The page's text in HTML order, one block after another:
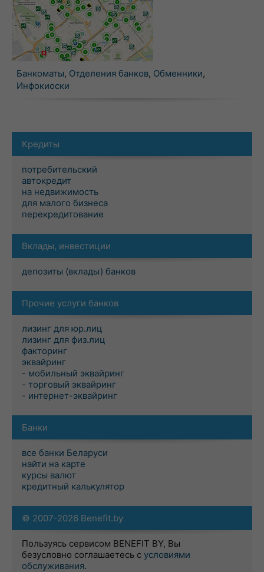
Банкоматы, Отделения банков, Обменники,
Инфокиоски
Кредиты
потребительский
автокредит
на недвижимость
для малого бизнеса
перекредитование
Вклады, инвестиции
депозиты (вклады) банков
Прочие услуги банков
лизинг для юр.лиц
лизинг для физ.лиц
факторинг
эквайринг
- мобильный эквайринг
- торговый эквайринг
- интернет-эквайринг
Банки
все банки Беларуси
найти на карте
курсы валют
кредитный калькулятор
© 2007-2026 Benefit.by
Пользуясь сервисом BENEFIT BY, Вы
безусловно соглашаетесь с условиями
обслуживания.